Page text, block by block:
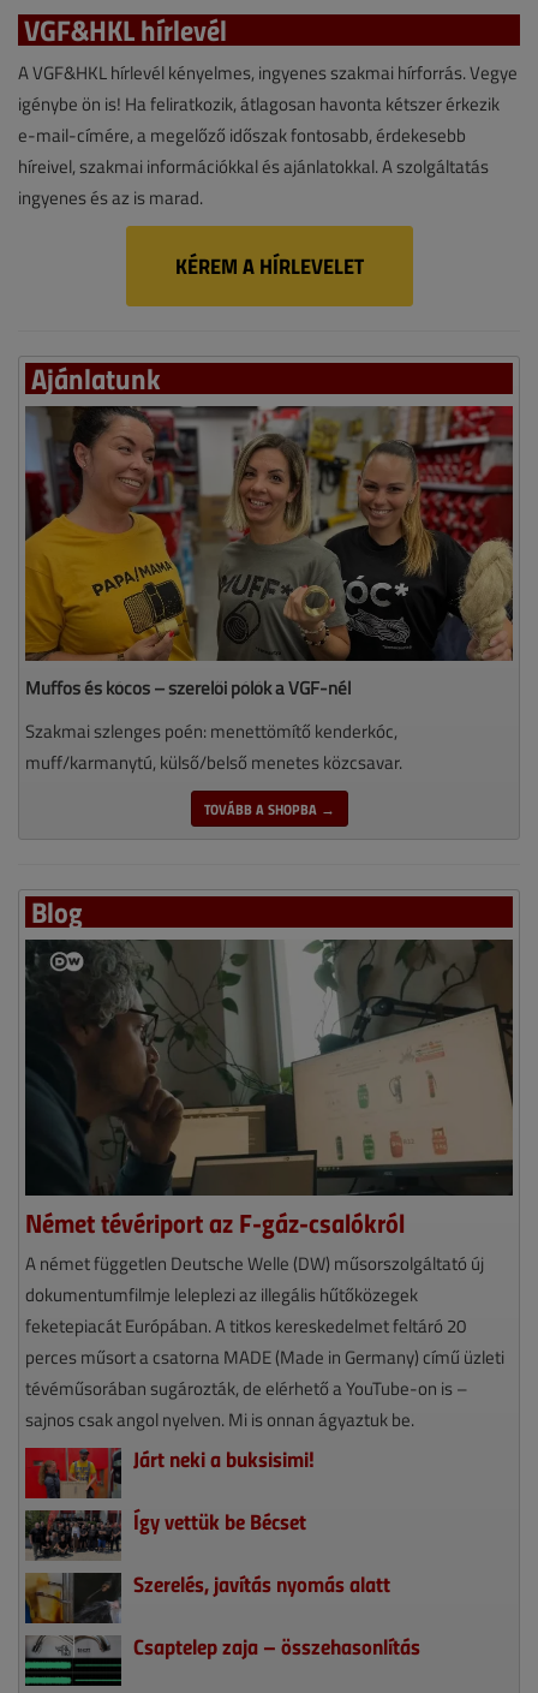
VGF&HKL hírlevél
A VGF&HKL hírlevél kényelmes, ingyenes szakmai hírforrás. Vegye
igénybe ön is! Ha feliratkozik, átlagosan havonta kétszer érkezik
e-mail-címére, a megelőző időszak fontosabb, érdekesebb
híreivel, szakmai információkkal és ajánlatokkal. A szolgáltatás
ingyenes és az is marad.
KÉREM A HÍRLEVELET
Ajánlatunk
Muffos és kócos – szerelői pólók a VGF-nél
Szakmai szlenges poén: menettömítő kenderkóc,
muff/karmanytú, külső/belső menetes közcsavar.
TOVÁBB A SHOPBA →
Blog
Német tévériport az F-gáz-csalókról
A német független Deutsche Welle (DW) műsorszolgáltató új
dokumentumfilmje leleplezi az illegális hűtőközegek
feketepiacát Európában. A titkos kereskedelmet feltáró 20
perces műsort a csatorna MADE (Made in Germany) című üzleti
tévéműsorában sugározták, de elérhető a YouTube-on is –
sajnos csak angol nyelven. Mi is onnan ágyaztuk be.
Járt neki a buksisimi!
Így vettük be Bécset
Szerelés, javítás nyomás alatt
Csaptelep zaja – összehasonlítás